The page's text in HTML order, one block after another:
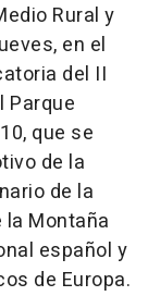
Rural y
en el
del II
Parque
que se
de la
de la
Montaña
español y
de Europa.